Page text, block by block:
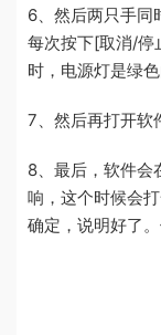
6、然后两只手同
每次按下[取消/停
时，电源灯是绿
7、然后再打开软
8、最后，软件
响，这个时候会
确定，说明好了